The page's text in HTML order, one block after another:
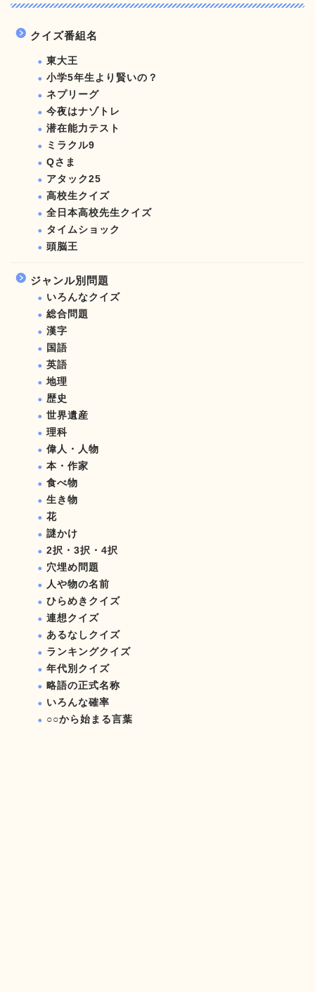
クイズ番組名
東大王
小学5年生より賢いの？
ネプリーグ
今夜はナゾトレ
潜在能力テスト
ミラクル9
Qさま
アタック25
高校生クイズ
全日本高校先生クイズ
タイムショック
頭脳王
ジャンル別問題
いろんなクイズ
総合問題
漢字
国語
英語
地理
歴史
世界遺産
理科
偉人・人物
本・作家
食べ物
生き物
花
謎かけ
2択・3択・4択
穴埋め問題
人や物の名前
ひらめきクイズ
連想クイズ
あるなしクイズ
ランキングクイズ
年代別クイズ
略語の正式名称
いろんな確率
○○から始まる言葉